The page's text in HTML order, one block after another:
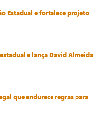
Estadual e fortalece projeto
e lança David Almeida
que endurece regras para